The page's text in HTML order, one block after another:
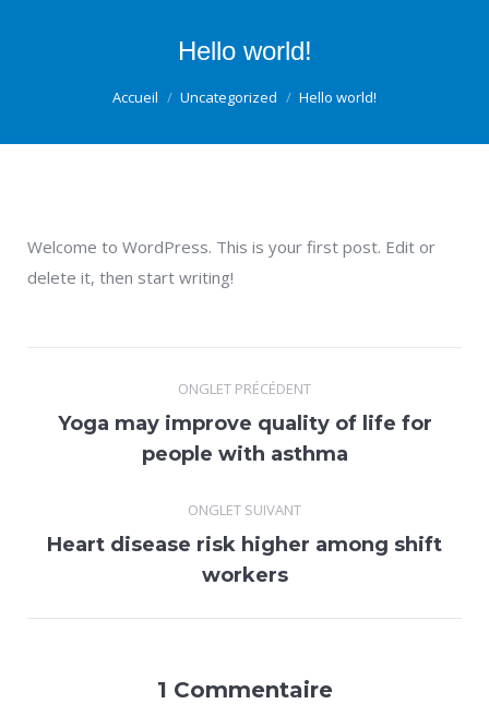
Hello world!
Vous êtes ici :Accueil Uncategorized Hello world!
Welcome to WordPress. This is your first post. Edit or
delete it, then start writing!
commentaire
ONGLET PRÉCÉDENT
Onglet
précédent
Yoga may improve quality of life for
people with asthma
ONGLET SUIVANT
Onglet
suivant
Heart disease risk higher among shift
workers
1 Commentaire